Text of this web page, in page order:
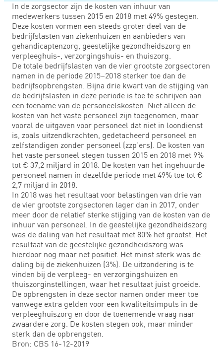
In de zorgsector zijn de kosten van inhuur van
medewerkers tussen 2015 en 2018 met 49% gestegen.
Deze kosten vormen een steeds groter deel van de
bedrijfslasten van ziekenhuizen en aanbieders van
gehandicaptenzorg, geestelijke gezondheidszorg en
verpleeghuis-, verzorgingshuis- en thuiszorg.
De totale bedrijfslasten van de vier grootste zorgsectoren
namen in de periode 2015–2018 sterker toe dan de
bedrijfsopbrengsten. Bijna drie kwart van de stijging van
de bedrijfslasten in deze periode is toe te schrijven aan
een toename van de personeelskosten. Niet alleen de
kosten van het vaste personeel zijn toegenomen, maar
vooral de uitgaven voor personeel dat niet in loondienst
is, zoals uitzendkrachten, gedetacheerd personeel en
zelfstandigen zonder personeel (zzp’ers). De kosten van
het vaste personeel stegen tussen 2015 en 2018 met 9%
tot € 37,2 miljard in 2018. De kosten van het ingehuurde
personeel namen in dezelfde periode met 49% toe tot €
2,7 miljard in 2018.
In 2018 was het resultaat voor belastingen van drie van
de vier grootste zorgsectoren lager dan in 2017, onder
meer door de relatief sterke stijging van de kosten van de
inhuur van personeel. In de geestelijke gezondheidszorg
was de daling van het resultaat met 80% het grootst. Het
resultaat van de geestelijke gezondheidszorg was
hierdoor nog maar net positief. Het minst sterk was de
daling bij de ziekenhuizen (3%). De uitzondering is te
vinden bij de verpleeg- en verzorgingshuizen en
thuiszorginstellingen, waar het resultaat juist groeide.
De opbrengsten in deze sector namen onder meer toe
vanwege extra gelden voor een kwaliteitsimpuls in de
verpleeghuiszorg en door de toenemende vraag naar
zwaardere zorg. De kosten stegen ook, maar minder
sterk dan de opbrengsten.
Bron: CBS 16-12-2019